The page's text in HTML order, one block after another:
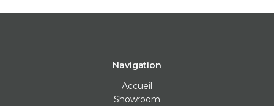
Navigation
Accueil
Showroom